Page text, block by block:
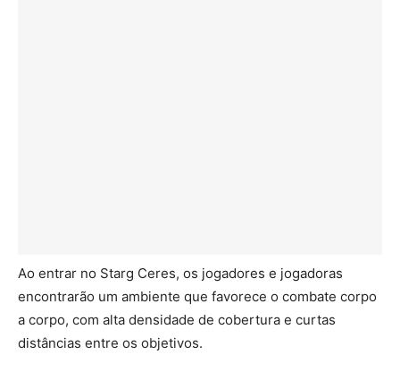
Ao entrar no Starg Ceres, os jogadores e jogadoras
encontrarão um ambiente que favorece o combate corpo
a corpo, com alta densidade de cobertura e curtas
distâncias entre os objetivos.